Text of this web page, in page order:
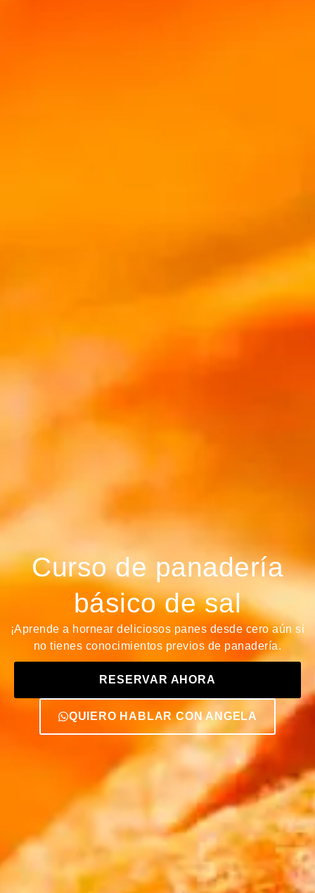
Curso de panadería
básico de sal
¡Aprende a hornear deliciosos panes desde cero aún si
no tienes conocimientos previos de panadería.
RESERVAR AHORA
QUIERO HABLAR CON ANGELA